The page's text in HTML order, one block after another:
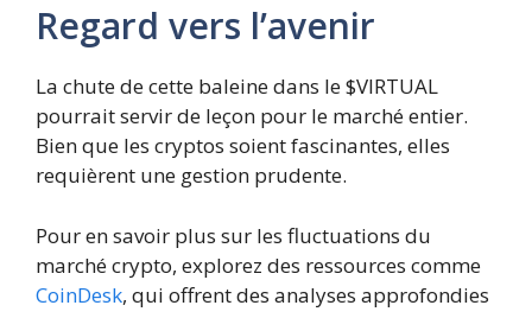
Regard vers l’avenir
La chute de cette baleine dans le $VIRTUAL
pourrait servir de leçon pour le marché entier.
Bien que les cryptos soient fascinantes, elles
requièrent une gestion prudente.
Pour en savoir plus sur les fluctuations du
marché crypto, explorez des ressources comme
CoinDesk, qui offrent des analyses approfondies